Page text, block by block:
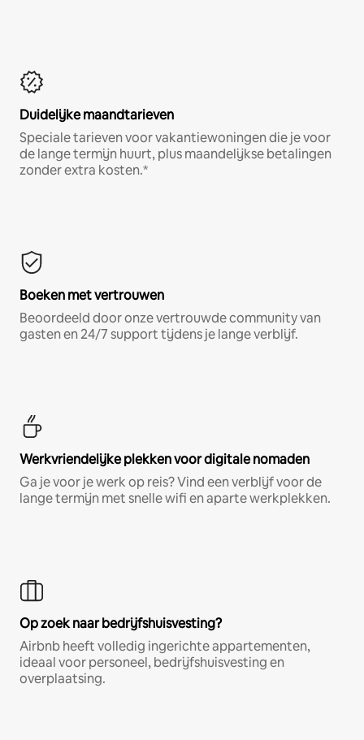
Duidelijke maandtarieven
Speciale tarieven voor vakantiewoningen die je voor
de lange termijn huurt, plus maandelijkse betalingen
zonder extra kosten.*
Boeken met vertrouwen
Beoordeeld door onze vertrouwde community van
gasten en 24/7 support tijdens je lange verblijf.
Werkvriendelijke plekken voor digitale nomaden
Ga je voor je werk op reis? Vind een verblijf voor de
lange termijn met snelle wifi en aparte werkplekken.
Op zoek naar bedrijfshuisvesting?
Airbnb heeft volledig ingerichte appartementen,
ideaal voor personeel, bedrijfshuisvesting en
overplaatsing.